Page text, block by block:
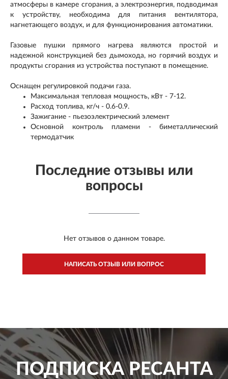
атмосферы в камере сгорания, а электроэнергия, подводимая
к устройству, необходима для питания вентилятора,
нагнетающего воздух, и для функционирования автоматики.
Газовые пушки прямого нагрева являются простой и
надежной конструкцией без дымохода, но горячий воздух и
продукты сгорания из устройства поступают в помещение.
Оснащен регулировкой подачи газа.
Максимальная тепловая мощность, кВт - 7-12.
Расход топлива, кг/ч - 0.6-0.9.
Зажигание - пьезоэлектрический элемент
Основной контроль пламени - биметаллический
термодатчик
Последние отзывы или
вопросы
Нет отзывов о данном товаре.
НАПИСАТЬ ОТЗЫВ ИЛИ ВОПРОС
ПОДПИСКАРЕСАНТА